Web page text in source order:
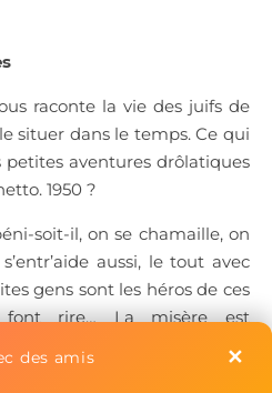
raconte la vie des juifs de
situer dans le temps. Ce qui
petites aventures drôlatiques
1950 ?
soit-il, on se chamaille, on
aussi, le tout avec
gens sont les héros de ces
font rire… La misère est
acceptent leur sort. Pas de
des amis ✕